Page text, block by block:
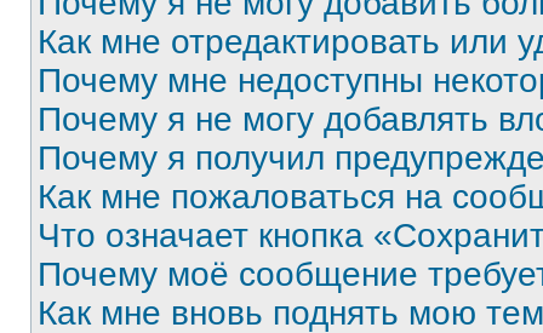
Как мне отредактировать или
Почему мне недоступны
Почему я не могу добавлять
Почему я получил
Как мне пожаловаться на
Что означает кнопка
Почему моё сообщение
Как мне вновь поднять мою